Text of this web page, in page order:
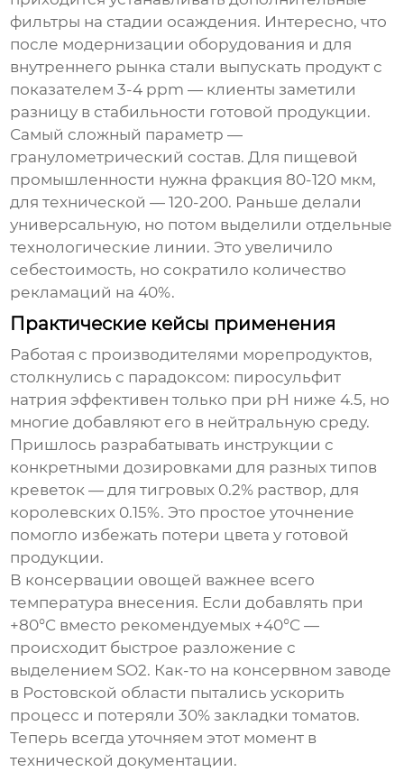
фильтры на стадии осаждения. Интересно, что
после модернизации оборудования и для
внутреннего рынка стали выпускать продукт с
показателем 3-4 ppm — клиенты заметили
разницу в стабильности готовой продукции.
Самый сложный параметр —
гранулометрический состав. Для пищевой
промышленности нужна фракция 80-120 мкм,
для технической — 120-200. Раньше делали
универсальную, но потом выделили отдельные
технологические линии. Это увеличило
себестоимость, но сократило количество
рекламаций на 40%.
Практические кейсы применения
Работая с производителями морепродуктов,
столкнулись с парадоксом: пиросульфит
натрия эффективен только при pH ниже 4.5, но
многие добавляют его в нейтральную среду.
Пришлось разрабатывать инструкции с
конкретными дозировками для разных типов
креветок — для тигровых 0.2% раствор, для
королевских 0.15%. Это простое уточнение
помогло избежать потери цвета у готовой
продукции.
В консервации овощей важнее всего
температура внесения. Если добавлять при
+80°C вместо рекомендуемых +40°C —
происходит быстрое разложение с
выделением SO2. Как-то на консервном заводе
в Ростовской области пытались ускорить
процесс и потеряли 30% закладки томатов.
Теперь всегда уточняем этот момент в
технической документации.